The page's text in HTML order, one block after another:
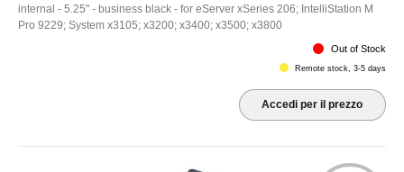
internal - 5.25" - business black - for eServer xSeries 206; IntelliStation M
Pro 9229; System x3105; x3200; x3400; x3500; x3800
Out of Stock
Remote stock, 3-5 days
Accedi per il prezzo